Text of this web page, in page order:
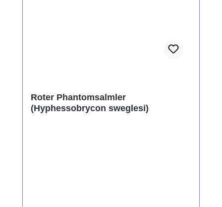
Roter Phantomsalmler
(Hyphessobrycon sweglesi)